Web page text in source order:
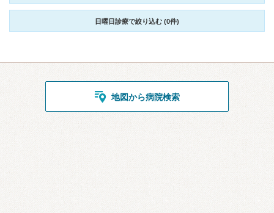
日曜日診療で絞り込む (0件)
地図から病院検索